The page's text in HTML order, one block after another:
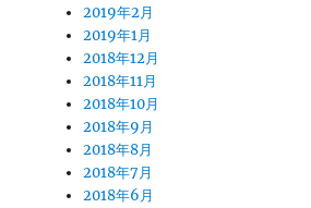
2019年2月
2019年1月
2018年12月
2018年11月
2018年10月
2018年9月
2018年8月
2018年7月
2018年6月